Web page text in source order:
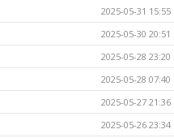
2025-05-31 15:55
2025-05-30 20:51
2025-05-28 23:20
2025-05-28 07:40
2025-05-27 21:36
2025-05-26 23:34